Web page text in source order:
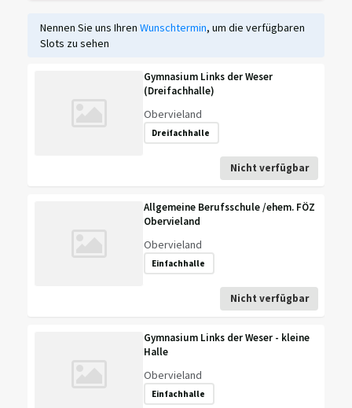
Nennen Sie uns Ihren Wunschtermin, um die verfügbaren
Slots zu sehen
Gymnasium Links der Weser
(Dreifachhalle)
Obervieland
Dreifachhalle
Nicht verfügbar
Allgemeine Berufsschule /ehem. FÖZ
Obervieland
Obervieland
Einfachhalle
Nicht verfügbar
Gymnasium Links der Weser - kleine
Halle
Obervieland
Einfachhalle